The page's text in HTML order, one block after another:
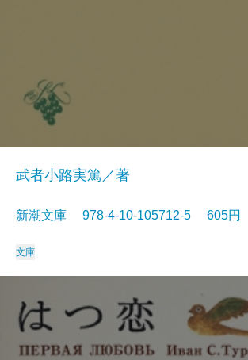
武者小路実篤／著
新潮文庫 978-4-10-105712-5 605円
文庫